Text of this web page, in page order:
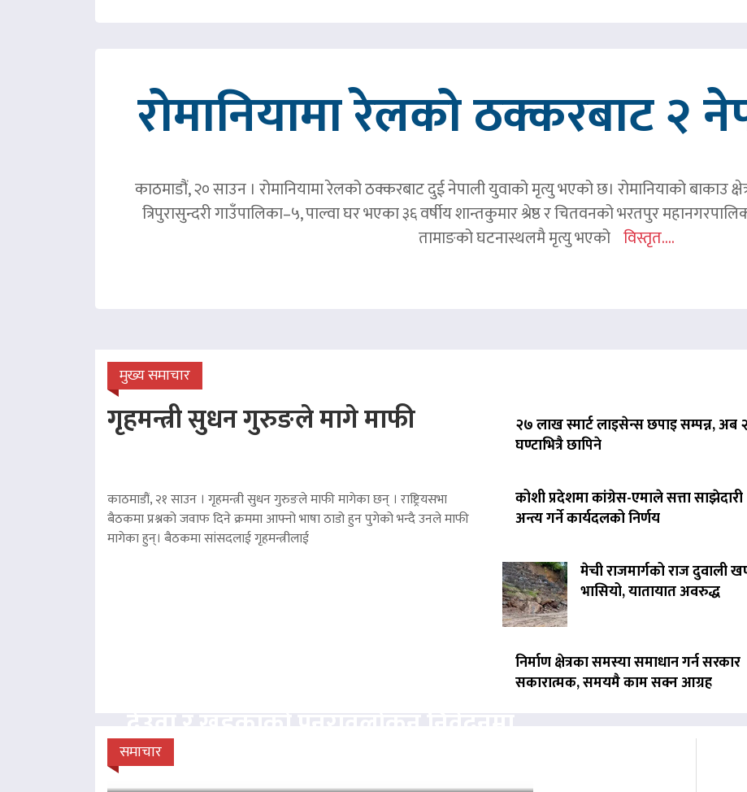
रोमानियामा रेलको ठक्करबाट २
काठमाडौं, २० साउन । रोमानियामा रेलको ठक्करबाट दुई नेपाली युवाको मृत्यु भएको छ। रोमानियाको बाकाउ
त्रिपुरासुन्दरी गाउँपालिका–५, पाल्वा घर भएका ३६ वर्षीय शान्तकुमार श्रेष्ठ र चितवनको भरतपुर
तामाङको घटनास्थलमै मृत्यु भएको विस्तृत....
मुख्य समाचार
गृहमन्त्री सुधन गुरुङले मागे माफी
काठमाडौं, २१ साउन । गृहमन्त्री सुधन गुरुङले माफी मागेका छन् । राष्ट्रियसभा
बैठकमा प्रश्नको जवाफ दिने क्रममा आफ्नो भाषा ठाडो हुन पुगेको भन्दै उनले माफी
मागेका हुन्। बैठकमा सांसदलाई गृहमन्त्रीलाई
२७ लाख स्मार्ट लाइसेन्स छपाइ सम्पन्न, अब
घण्टाभित्रै छापिने
कोशी प्रदेशमा कांग्रेस-एमाले सत्ता साझेदारी
अन्त्य गर्ने कार्यदलको निर्णय
मेची राजमार्गको राज दुवाली
भासियो, यातायात अवरुद्ध
निर्माण क्षेत्रका समस्या समाधान गर्न सरकार
सकारात्मक, समयमै काम सक्न आग्रह
समाचार